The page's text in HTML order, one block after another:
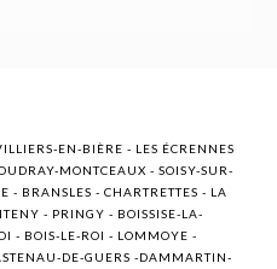
EN-BIÈRE - LES ÉCRENNES
MONTCEAUX - SOISY-SUR-
- BRANSLES - CHARTRETTES - LA
- PRINGY - BOISSISE-LA-
- BOIS-LE-ROI - LOMMOYE -
DE-GUERS -DAMMARTIN-